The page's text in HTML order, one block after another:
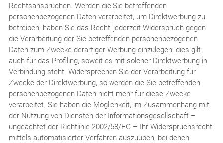
Rechtsansprüchen. Werden die Sie betreffenden
personenbezogenen Daten verarbeitet, um Direktwerbung zu
betreiben, haben Sie das Recht, jederzeit Widerspruch gegen
die Verarbeitung der Sie betreffenden personenbezogenen
Daten zum Zwecke derartiger Werbung einzulegen; dies gilt
auch für das Profiling, soweit es mit solcher Direktwerbung in
Verbindung steht. Widersprechen Sie der Verarbeitung für
Zwecke der Direktwerbung, so werden die Sie betreffenden
personenbezogenen Daten nicht mehr für diese Zwecke
verarbeitet. Sie haben die Möglichkeit, im Zusammenhang mit
der Nutzung von Diensten der Informationsgesellschaft –
ungeachtet der Richtlinie 2002/58/EG – Ihr Widerspruchsrecht
mittels automatisierter Verfahren auszuüben, bei denen